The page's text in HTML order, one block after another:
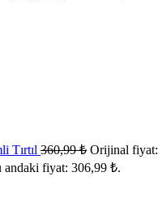
Tırtıl 360,99₺ Orijinal fiyat:
andaki fiyat: 306,99 ₺.